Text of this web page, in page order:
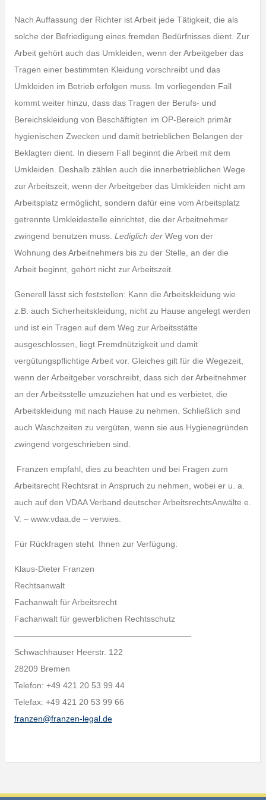
Nach Auffassung der Richter ist Arbeit jede Tätigkeit, die als
solche der Befriedigung eines fremden Bedürfnisses dient. Zur
Arbeit gehört auch das Umkleiden, wenn der Arbeitgeber das
Tragen einer bestimmten Kleidung vorschreibt und das
Umkleiden im Betrieb erfolgen muss. Im vorliegenden Fall
kommt weiter hinzu, dass das Tragen der Berufs- und
Bereichskleidung von Beschäftigten im OP-Bereich primär
hygienischen Zwecken und damit betrieblichen Belangen der
Beklagten dient. In diesem Fall beginnt die Arbeit mit dem
Umkleiden. Deshalb zählen auch die innerbetrieblichen Wege
zur Arbeitszeit, wenn der Arbeitgeber das Umkleiden nicht am
Arbeitsplatz ermöglicht, sondern dafür eine vom Arbeitsplatz
getrennte Umkleidestelle einrichtet, die der Arbeitnehmer
zwingend benutzen muss. Lediglich der Weg von der
Wohnung des Arbeitnehmers bis zu der Stelle, an der die
Arbeit beginnt, gehört nicht zur Arbeitszeit.
Generell lässt sich feststellen: Kann die Arbeitskleidung wie
z.B. auch Sicherheitskleidung, nicht zu Hause angelegt werden
und ist ein Tragen auf dem Weg zur Arbeitsstätte
ausgeschlossen, liegt Fremdnützigkeit und damit
vergütungspflichtige Arbeit vor. Gleiches gilt für die Wegezeit,
wenn der Arbeitgeber vorschreibt, dass sich der Arbeitnehmer
an der Arbeitsstelle umzuziehen hat und es verbietet, die
Arbeitskleidung mit nach Hause zu nehmen. Schließlich sind
auch Waschzeiten zu vergüten, wenn sie aus Hygienegründen
zwingend vorgeschrieben sind.
Franzen empfahl, dies zu beachten und bei Fragen zum
Arbeitsrecht Rechtsrat in Anspruch zu nehmen, wobei er u. a.
auch auf den VDAA Verband deutscher ArbeitsrechtsAnwälte e.
V. – www.vdaa.de – verwies.
Für Rückfragen steht Ihnen zur Verfügung:
Klaus-Dieter Franzen
Rechtsanwalt
Fachanwalt für Arbeitsrecht
Fachanwalt für gewerblichen Rechtsschutz
—————————————————————-
Schwachhauser Heerstr. 122
28209 Bremen
Telefon: +49 421 20 53 99 44
Telefax: +49 421 20 53 99 66
franzen@franzen-legal.de